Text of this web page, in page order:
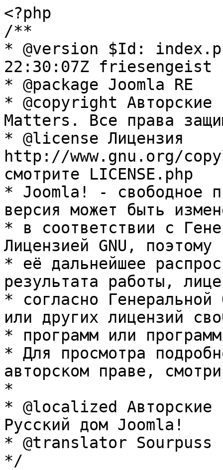
<?php
/**
* @version $Id:
22:30:07Z friesengeist
* @package Joomla RE
* @copyright Авторские
Matters. Все права
* @license Лицензия
http://www.gnu.org/
смотрите LICENSE.php
* Joomla! - свободное
версия может быть
* в соответствии с
Лицензией GNU, поэтому
* её дальнейшее
результата работы,
* согласно Генеральной
или других лицензий
* программ или
* Для просмотра
авторском праве,
*
* @localized Авторские
Русский дом Joomla!
* @translator Sourpuss
*/